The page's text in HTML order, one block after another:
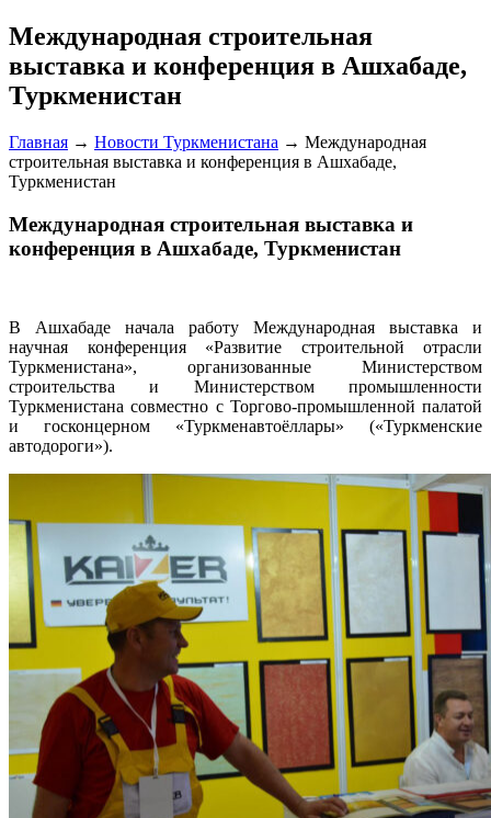
Международная строительная
выставка и конференция в Ашхабаде,
Туркменистан
Главная → Новости Туркменистана → Международная
строительная выставка и конференция в Ашхабаде,
Туркменистан
Международная строительная выставка и
конференция в Ашхабаде, Туркменистан
В Ашхабаде начала работу Международная выставка и
научная конференция «Развитие строительной отрасли
Туркменистана», организованные Министерством
строительства и Министерством промышленности
Туркменистана совместно с Торгово-промышленной палатой
и госконцерном «Туркменавтоёллары» («Туркменские
автодороги»).